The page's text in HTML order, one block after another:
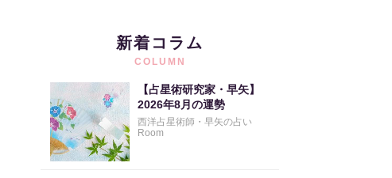
新着コラム
COLUMN
【占星術研究家・早矢】
2026年8月の運勢
西洋占星術師・早矢の占い
Room